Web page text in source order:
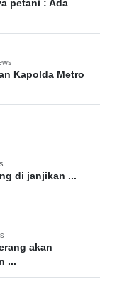
petani : Ada
Kapolda Metro
di janjikan ...
akan
...